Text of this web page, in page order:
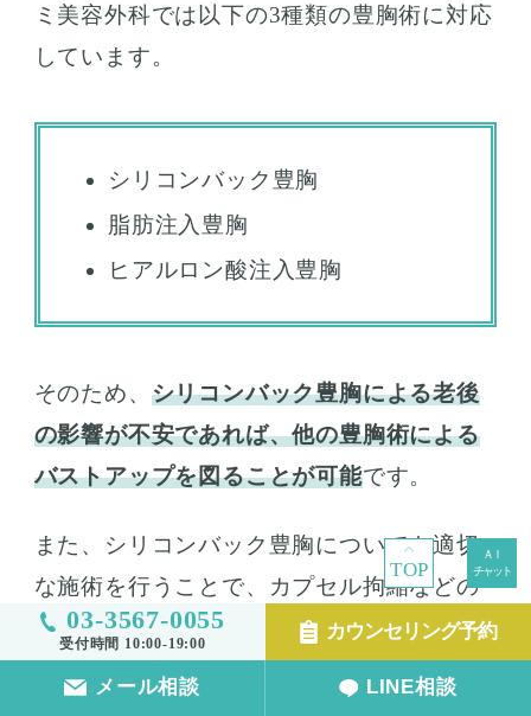
TOP
03-3567-0055
受付時間 10:00-19:00
カウンセリング予約
メール相談 LINE相談
ミ美容外科では以下の3種類の豊胸術に対応
しています。
シリコンバック豊胸
脂肪注入豊胸
ヒアルロン酸注入豊胸
そのため、 シリコンバック豊胸による老後
の影響が不安であれば、他の豊胸術による
バストアップを図ることが可能です。
また、シリコンバック豊胸についても適切
な施術を行うことで、カプセル拘縮などの
リスクの軽減を測っています。
当院のカウンセリング・メール相談・LINE